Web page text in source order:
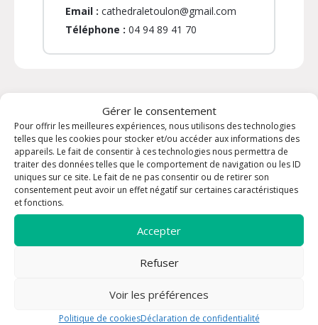
Gérer le consentement
Pour offrir les meilleures expériences, nous utilisons des technologies
telles que les cookies pour stocker et/ou accéder aux informations des
appareils. Le fait de consentir à ces technologies nous permettra de
traiter des données telles que le comportement de navigation ou les ID
uniques sur ce site. Le fait de ne pas consentir ou de retirer son
consentement peut avoir un effet négatif sur certaines caractéristiques
et fonctions.
Accepter
Refuser
Voir les préférences
Politique de cookiesDéclaration de confidentialité
Email : cathedraletoulon@gmail.com
Téléphone : 04 94 89 41 70
Rencontrons-nous